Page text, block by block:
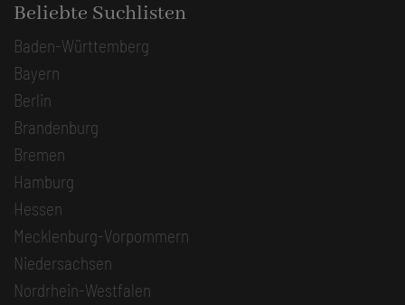
Beliebte Suchlisten
Baden-Württemberg
Bayern
Berlin
Brandenburg
Bremen
Hamburg
Hessen
Mecklenburg-Vorpommern
Niedersachsen
Nordrhein-Westfalen